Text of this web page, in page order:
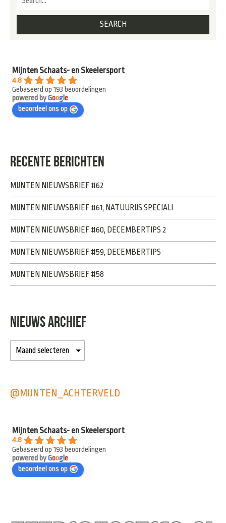
Mijnten Schaats- en Skeelersport
4.8
Gebaseerd op 193 beoordelingen
powered byGoogle
beoordeel ons op
RECENTE BERICHTEN
MIJNTEN NIEUWSBRIEF #62
MIJNTEN NIEUWSBRIEF #61, NATUURIJS SPECIAL!
MIJNTEN NIEUWSBRIEF #60, DECEMBERTIPS 2
MIJNTEN NIEUWSBRIEF #59, DECEMBERTIPS
MIJNTEN NIEUWSBRIEF #58
NIEUWS ARCHIEF
@MIJNTEN_ACHTERVELD
Mijnten Schaats- en Skeelersport
4.8
Gebaseerd op 193 beoordelingen
powered byGooge
beoordeel ons op